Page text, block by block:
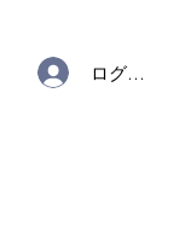
ログイン